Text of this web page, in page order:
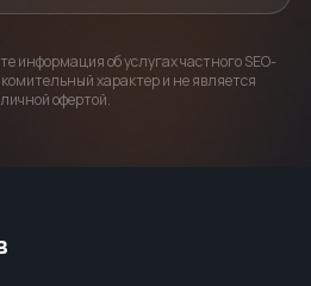
информация об услугах частного SEO-
характер и не является
офертой.